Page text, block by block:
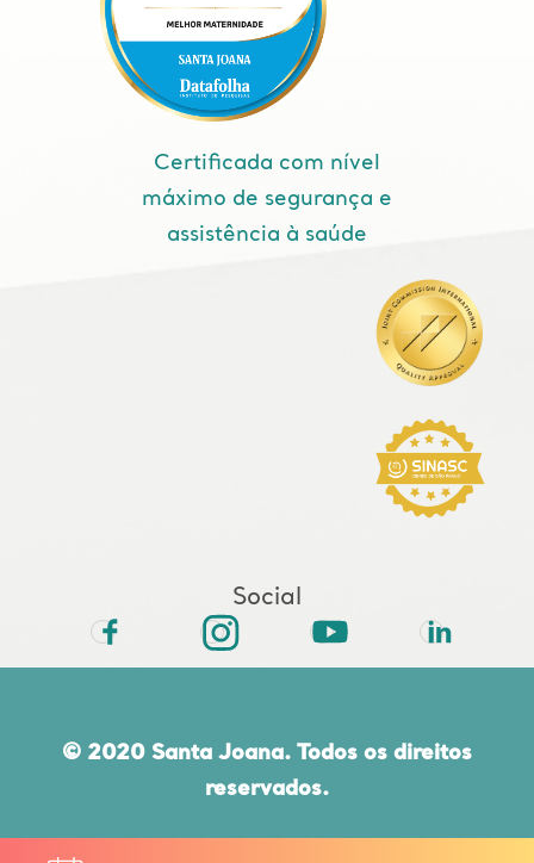
Certificada com nível
máximo de segurança e
assistência à saúde
Social
© 2020 Santa Joana. Todos os direitos
reservados.